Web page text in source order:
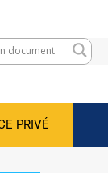
PRIVÉ